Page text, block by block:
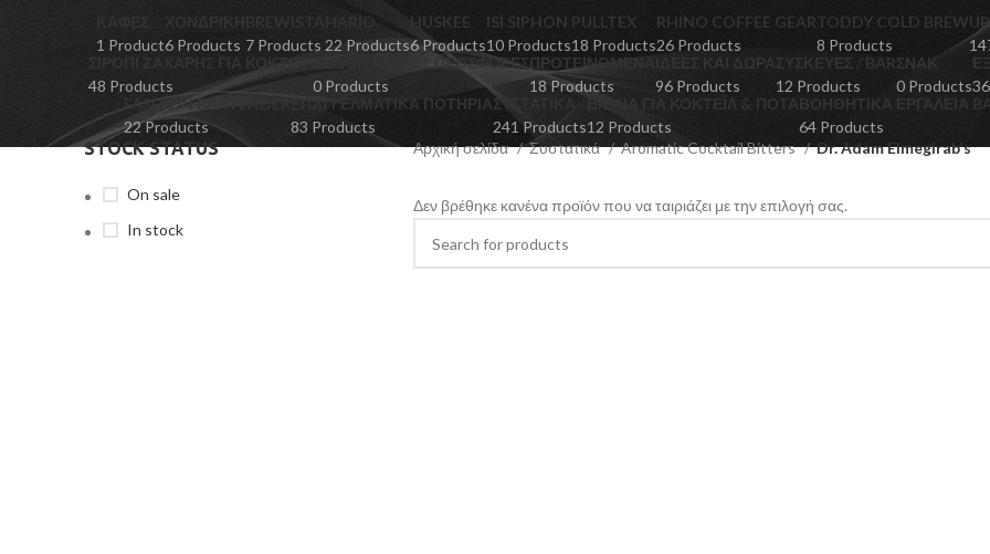
1 Product
ΧΟΝΔΡΙΚΗ
6 Products
BREWISTA
7 Products
HARIO
22 Products
HUSKEE
6 Products
ISI SIPHON
10 Products
PULLTEX
18 Products
RHINO COFFEE GEAR
26 Products
TODDY COLD BREW
8 Products
ΣΙΡΌΠΙ ΖΆΧΑΡΗΣ ΓΙΑ ΚΟΚΤΈΙΛ
48 Products
ΕΒΔΟΜΑΔΙΑΙΕΣ ΠΡΟΣΦΟΡΕΣ
0 Products
ΠΡΟΤΕΙΝΟΜΕΝΑ
18 Products
ΙΔΈΕΣ ΚΑΙ ΔΏΡΑ
96 Products
ΣΥΣΚΕΥΈΣ / BAR
12 Products
ΣΝΑΚ
0 Products
FASHION BARTENDER
22 Products
ΕΠΑΓΓΕΛΜΑΤΙΚΆ ΠΟΤΉΡΙΑ
83 Products
ΣΥΣΤΑΤΙΚΆ
241 Products
ΒΙΒΛΊΑ ΓΙΑ ΚΟΚΤΈΙΛ & ΠΟΤΆ
12 Products
ΒΟΗΘΗΤΙΚΆ ΕΡΓΑΛΕΊΑ
64 Products
STOCK STATUS
On sale
In stock
Αρχική σελίδα Συστατικά Aromatic Cocktail Bitters Dr. Adam Elmegirab's
Δεν βρέθηκε κανένα προϊόν που να ταιριάζει με την επιλογή σας.